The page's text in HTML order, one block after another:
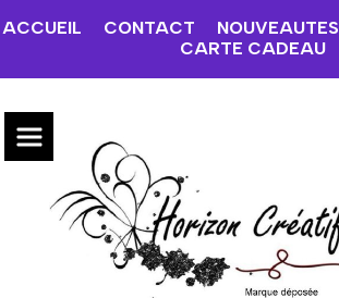
ACCUEIL CONTACT NOUVEAUTES
CARTE CADEAU